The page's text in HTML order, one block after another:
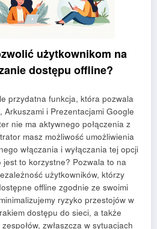
użytkownikom na
dostępu offline?
przydatna funkcja, która pozwala
Arkuszami i Prezentacjami Google
nie ma aktywnego połączenia z
masz możliwość umożliwienia
włączania i wyłączania tej opcji
to korzystne? Pozwala to na
użytkowników, którzy
offline zgodnie ze swoimi
ryzyko przestojów w
dostępu do sieci, a także
zwłaszcza w sytuacjach